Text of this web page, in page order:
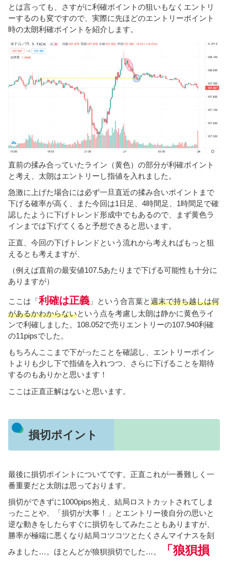
とは言っても、さすがに利確ポイントの狙いもなくエントリ
ーするのも変ですので、実際に先ほどのエントリーポイント
時の太朗利確ポイントを紹介します。
直前の揉み合っていたライン（黄色）の部分が利確ポイント
と考え、太朗はエントリーし指値を入れました。
急激に上げた場合には必ず一旦直近の揉み合いポイントまで
下げる確率が高く、また今回は1日足、4時間足、1時間足で確
認したように下げトレンド形成中でもあるので、まず黄色ラ
インまでは下げてくると予想できると思います。
正直、今回の下げトレンドという流れから考えればもっと狙
えるとも考えますが、
（例えば直前の最安値107.5あたりまで下げる可能性も十分に
ありますが）
ここは「利確は正義 」という合言葉と週末で持ち越しは何
があるかわからないという点を考慮し太朗は静かに黄色ライ
ンで利確しました。108.052で売りエントリーの107.940利確
の11pipsでした。
もちろんここまで下がったことを確認し、エントリーポイン
トよりも少し下で指値を入れつつ、さらに下げることを期待
するのもありかと思います！
ここは正直正解はないと思います。
損切ポイント
最後に損切ポイントについてです。正直これが一番難しく一
番重要だと太朗は思っております。
損切ができずに1000pips抱え、結局ロストカットされてしま
ったことや、「損切が大事！」とエントリー後自分の思いと
逆な動きをしたらすぐに損切をしてみたこともありますが、
勝率が極端に悪くなり結局コツコツとたくさんマイナスを刻
みました…。ほとんどが狼狽損切でした…。
「狼狽損